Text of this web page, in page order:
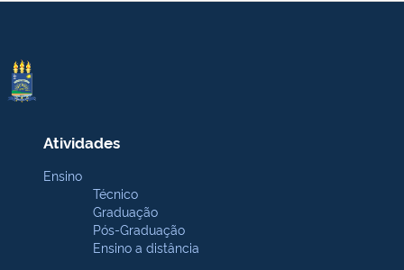
Atividades
Ensino
Técnico
Graduação
Pós-Graduação
Ensino a distância